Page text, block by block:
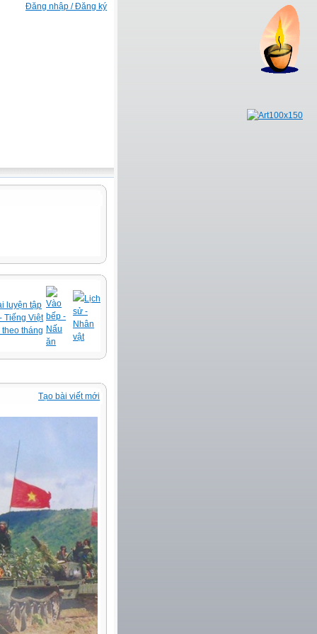
Đăng nhập / Đăng ký
luyện tập
Tiếng Việt
tháng
Vào
bếp -
Nấu
ăn
Lịch
sử -
Nhân
vật
Tạo bài viết mới